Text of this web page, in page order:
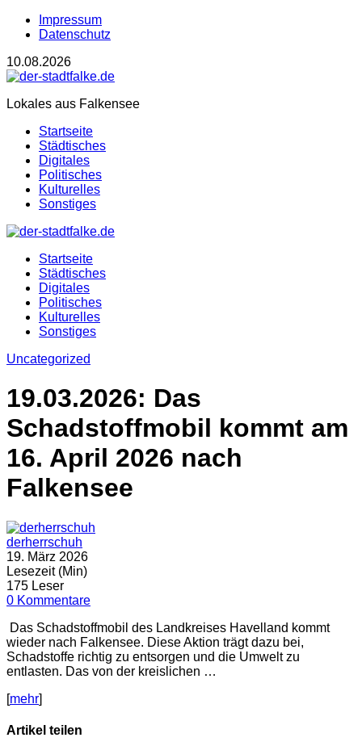
Impressum
Datenschutz
10.08.2026
Lokales aus Falkensee
Startseite
Städtisches
Digitales
Politisches
Kulturelles
Sonstiges
Startseite
Städtisches
Digitales
Politisches
Kulturelles
Sonstiges
Uncategorized
19.03.2026: Das
Schadstoffmobil kommt am
16. April 2026 nach
Falkensee
derherrschuh
19. März 2026
Lesezeit (Min)
175 Leser
0 Kommentare
Das Schadstoffmobil des Landkreises Havelland kommt
wieder nach Falkensee. Diese Aktion trägt dazu bei,
Schadstoffe richtig zu entsorgen und die Umwelt zu
entlasten. Das von der kreislichen …
[mehr]
Artikel teilen